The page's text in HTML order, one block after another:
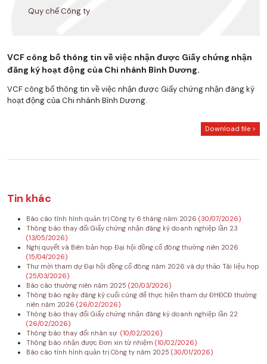
Quy chế Công ty
VCF công bố thông tin về việc nhận được Giấy chứng nhận
đăng ký hoạt động của Chi nhánh Bình Dương.
VCF công bố thông tin về việc nhận được Giấy chứng nhận đăng ký
hoạt động của Chi nhánh Bình Dương.
Download file >
Tin khác
Báo cáo tình hình quản trị Công ty 6 tháng năm 2026 (30/07/2026)
Thông báo thay đổi Giấy chứng nhận đăng ký doanh nghiệp lần 23
(13/05/2026)
Nghị quyết và Biên bản họp Đại hội đồng cổ đông thường niên 2026
(15/04/2026)
Thư mời tham dự Đại hội đồng cổ đông năm 2026 và dự thảo Tài liệu họp
(25/03/2026)
Báo cáo thường niên năm 2025 (20/03/2026)
Thông báo ngày đăng ký cuối cùng để thực hiện tham dự ĐHĐCĐ thường
niên năm 2026 (26/02/2026)
Thông báo thay đổi Giấy chứng nhận đăng ký doanh nghiệp lần 22
(26/02/2026)
Thông báo thay đổi nhân sự (10/02/2026)
Thông báo nhận được Đơn xin từ nhiệm (10/02/2026)
Báo cáo tình hình quản trị Công ty năm 2025 (30/01/2026)